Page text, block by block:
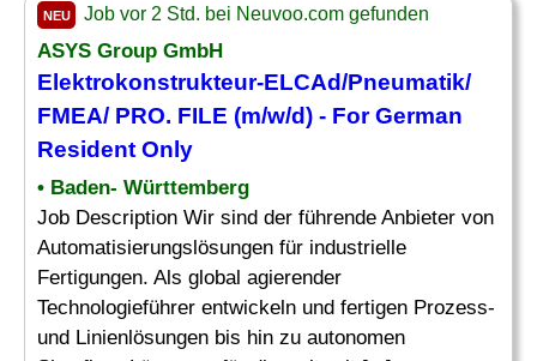
NEU Job vor 2 Std. bei Neuvoo.com gefunden
ASYS Group GmbH
Elektrokonstrukteur-ELCAd/Pneumatik/
FMEA/ PRO. FILE (m/w/d) - For German
Resident Only
• Baden- Württemberg
Job Description Wir sind der führende Anbieter von
Automatisierungslösungen für industrielle
Fertigungen. Als global agierender
Technologieführer entwickeln und fertigen Prozess-
und Linienlösungen bis hin zu autonomen